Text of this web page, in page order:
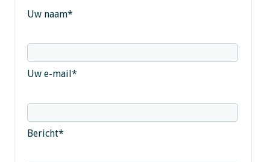
Uw naam*
Uw e-mail*
Bericht*